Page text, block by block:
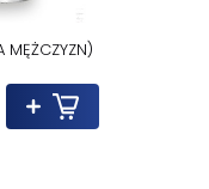
MĘŻCZYZN)